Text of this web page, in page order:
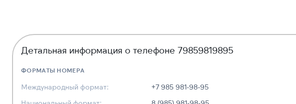
Детальная информация о телефоне 79859819895
ФОРМАТЫ НОМЕРА
Международный формат:
+7 985 981-98-95